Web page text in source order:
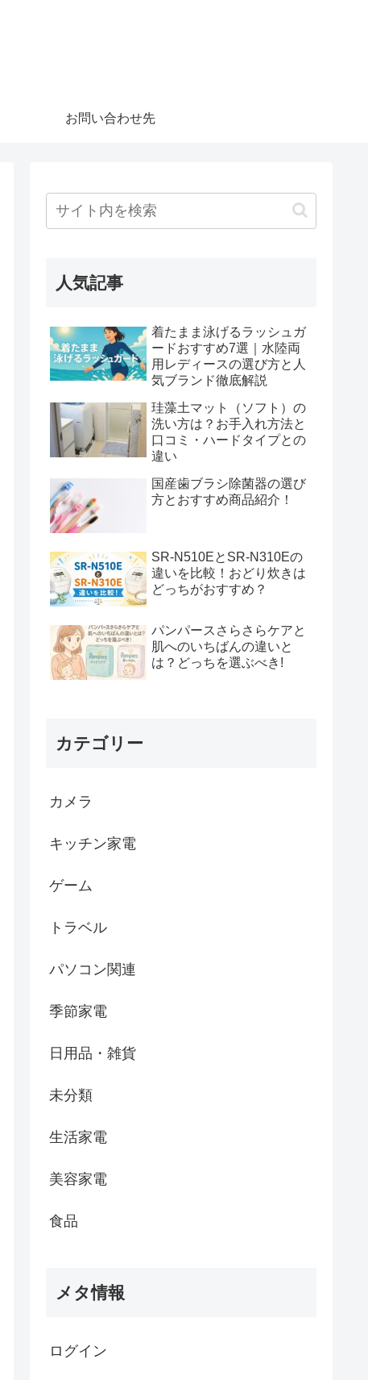
お問い合わせ先
人気記事
着たまま泳げるラッシュガ
ードおすすめ7選｜水陸両
用レディースの選び方と人
気ブランド徹底解説
珪藻土マット（ソフト）の
洗い方は？お手入れ方法と
口コミ・ハードタイプとの
違い
国産歯ブラシ除菌器の選び
方とおすすめ商品紹介！
SR-N510EとSR-N310Eの
違いを比較！おどり炊きは
どっちがおすすめ？
パンパースさらさらケアと
肌へのいちばんの違いと
は？どっちを選ぶべき!
カテゴリー
カメラ
キッチン家電
ゲーム
トラベル
パソコン関連
季節家電
日用品・雑貨
未分類
生活家電
美容家電
食品
メタ情報
ログイン